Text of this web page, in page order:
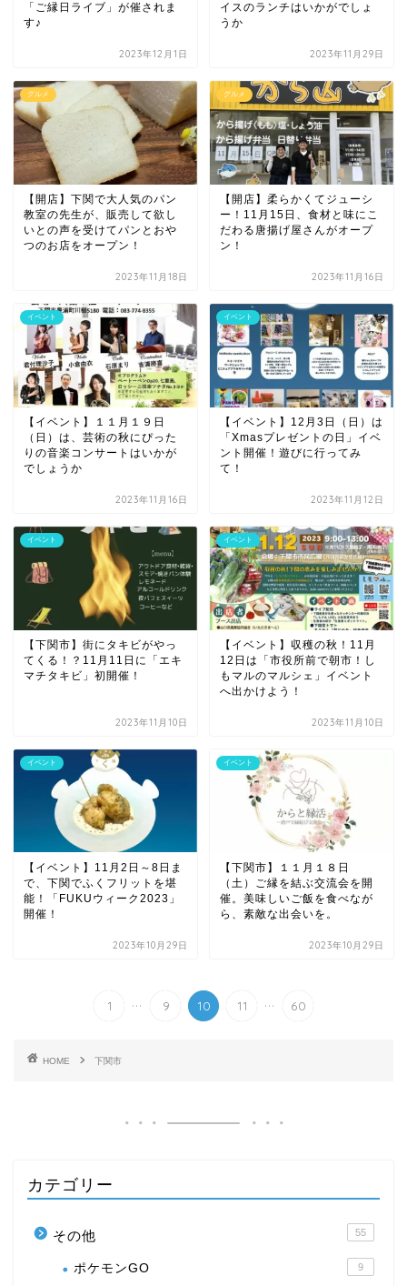
「ご縁日ライブ」が催されま
す♪
2023年12月1日
イスのランチはいかがでしょ
うか
2023年11月29日
グルメ
【開店】下関で大人気のパン
教室の先生が、販売して欲し
いとの声を受けてパンとおや
つのお店をオープン！
2023年11月18日
グルメ
【開店】柔らかくてジューシ
ー！11月15日、食材と味にこ
だわる唐揚げ屋さんがオープ
ン！
2023年11月16日
イベント
【イベント】１１月１９日
（日）は、芸術の秋にぴった
りの音楽コンサートはいかが
でしょうか
2023年11月16日
イベント
【イベント】12月3日（日）は
「Xmasプレゼントの日」イベ
ント開催！遊びに行ってみ
て！
2023年11月12日
イベント
【下関市】街にタキビがやっ
てくる！？11月11日に「エキ
マチタキビ」初開催！
2023年11月10日
イベント
【イベント】収穫の秋！11月
12日は「市役所前で朝市！し
もマルのマルシェ」イベント
へ出かけよう！
2023年11月10日
イベント
【イベント】11月2日～8日ま
で、下関でふくフリットを堪
能！「FUKUウィーク2023」
開催！
2023年10月29日
イベント
【下関市】１１月１８日
（土）ご縁を結ぶ交流会を開
催。美味しいご飯を食べなが
ら、素敵な出会いを。
2023年10月29日
1 ... 9 10 11 ... 60
HOME 下関市
カテゴリー
その他 55
ポケモンGO 9